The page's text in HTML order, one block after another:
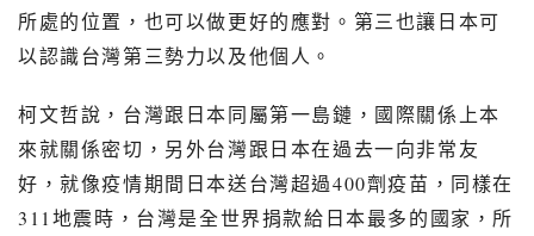
所處的位置，也可以做更好的應對。第三也讓日本可
以認識台灣第三勢力以及他個人。
柯文哲說，台灣跟日本同屬第一島鏈，國際關係上本
來就關係密切，另外台灣跟日本在過去一向非常友
好，就像疫情期間日本送台灣超過400劑疫苗，同樣在
311 地震時，台灣是全世界捐款給日本最多的國家，所